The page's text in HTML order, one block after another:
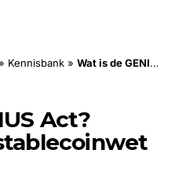
Kennisbank » Wat is de GENIUS Act? Amerikaanse stablecoinwet uitgelegd
Act?